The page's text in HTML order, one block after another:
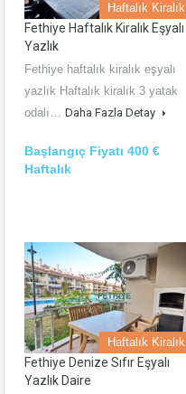
Haftalık Kiralık
Fethiye Haftalık Kiralık Eşyalı
Yazlık
Fethiye haftalık kiralık eşyalı
yazlık Haftalık kiralık 3 yatak
odalı… Daha Fazla Detay
Başlangıç Fiyatı 400 €
Haftalık
Haftalık Kiralık
Fethiye Denize Sıfır Eşyalı
Yazlık Daire